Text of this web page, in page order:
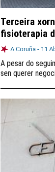
Terceira
fisioterapia
A Coruña - 11
A pesar do
sen querer